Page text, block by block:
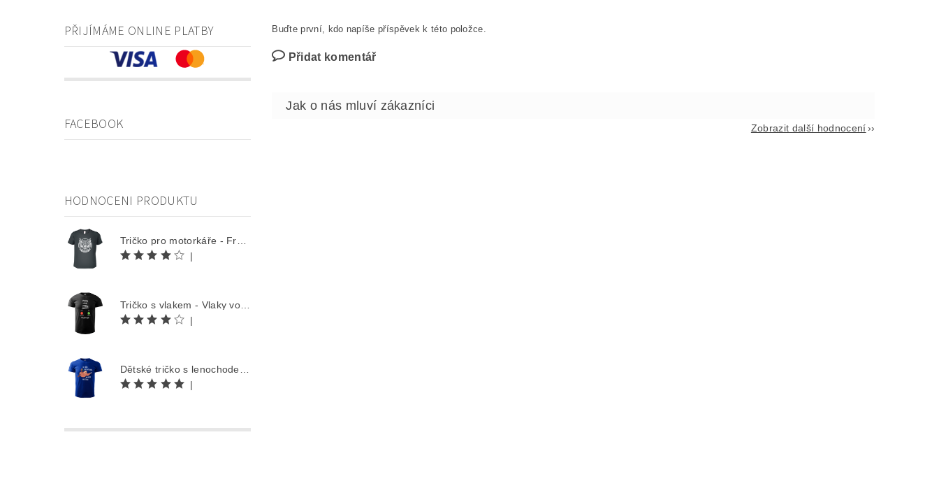
PŘIJÍMÁME ONLINE PLATBY
FACEBOOK
HODNOCENI PRODUKTU
|
|
|
Buďte první, kdo napíše příspěvek k této položce.
Přidat komentář
Zobrazit další hodnocení